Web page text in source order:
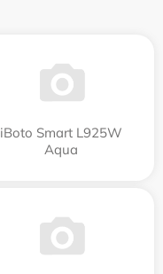
iBoto Smart L925W
Aqua